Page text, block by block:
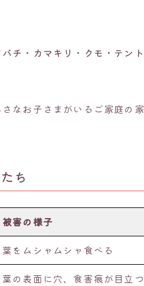
バチ・カマキリ・クモ・テン
さなお子さまがいるご家庭の
ち
被害の様子
葉をムシャムシャ食べる
葉の表面に穴、食害痕が目立つ